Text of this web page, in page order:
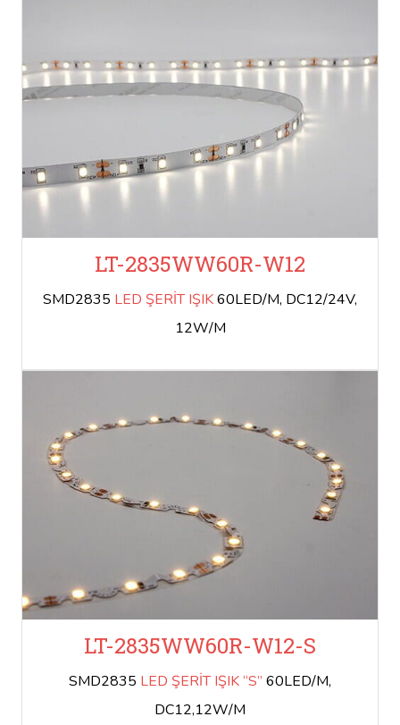
LT-2835WW60R-W12
SMD2835 LED ŞERİT IŞIK60LED/M, DC12/24V,
12W/M
LT-2835WW60R-W12-S
SMD2835 LED ŞERİT IŞIK “S” 60LED/M,
DC12,12W/M